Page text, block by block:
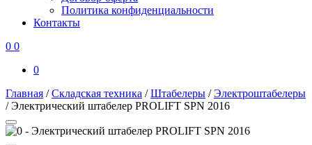
Политика конфиденциальности
Контакты
0 0
0
Главная /Складская техника /Штабелеры /Электроштабелеры
/Электрический штабелер PROLIFT SPN 2016